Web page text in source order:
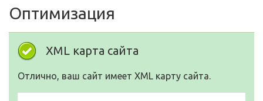
Оптимизация
XML карта сайта
Отлично, ваш сайт имеет XML карту сайта.